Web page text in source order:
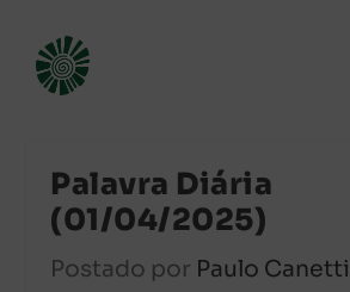
Palavra Diária
(01/04/2025)
Postado por Paulo